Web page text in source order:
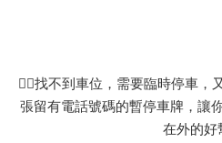
👉🏻找不到車位，需要臨時停車
張留有電話號碼的暫停車牌，讓
在外的好